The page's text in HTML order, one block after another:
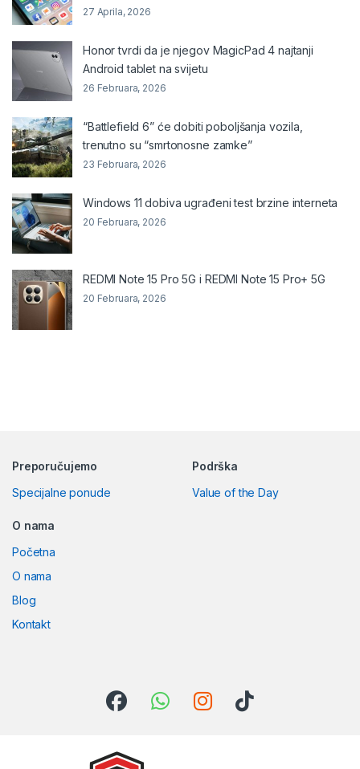
27 Aprila, 2026
Honor tvrdi da je njegov MagicPad 4 najtanji
Android tablet na svijetu
26 Februara, 2026
“Battlefield 6” će dobiti poboljšanja vozila,
trenutno su “smrtonosne zamke”
23 Februara, 2026
Windows 11 dobiva ugrađeni test brzine interneta
20 Februara, 2026
REDMI Note 15 Pro 5G i REDMI Note 15 Pro+ 5G
20 Februara, 2026
Preporučujemo
Specijalne ponude
Podrška
Value of the Day
O nama
Početna
O nama
Blog
Kontakt